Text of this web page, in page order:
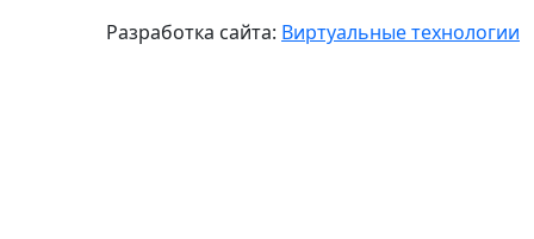
Разработка сайта: Виртуальные технологии